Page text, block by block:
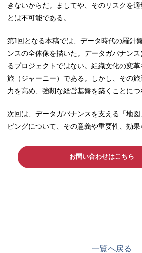
きないからだ。ましてや、そのリスクを
とは不可能である。
第1回となる本稿では、データ時代の羅針
ンスの全体像を描いた。データガバナン
るプロジェクトではない。組織文化の変
旅（ジャーニー）である。しかし、その
力を高め、強靭な経営基盤を築くことにつ
次回は、データガバナンスを支える「地
ピングについて、その意義や重要性、効果
お問い合わせはこちら
一覧へ戻る